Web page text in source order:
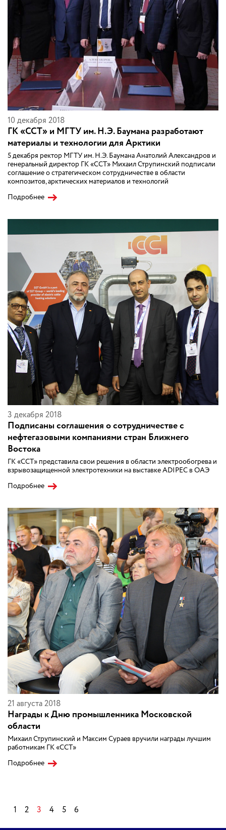
10 декабря 2018
ГК «ССТ» и МГТУ им. Н.Э. Баумана разработают
материалы и технологии для Арктики
5 декабря ректор МГТУ им. Н.Э. Баумана Анатолий Александров и
генеральный директор ГК «ССТ» Михаил Струпинский подписали
соглашение о стратегическом сотрудничестве в области
композитов, арктических материалов и технологий
Подробнее
3 декабря 2018
Подписаны соглашения о сотрудничестве с
нефтегазовыми компаниями стран Ближнего
Востока
ГК «ССТ» представила свои решения в области электрообогрева и
взрывозащищенной электротехники на выставке ADIPEC в ОАЭ
Подробнее
21 августа 2018
Награды к Дню промышленника Московской
области
Михаил Струпинский и Максим Сураев вручили награды лучшим
работникам ГК «ССТ»
Подробнее
1 2 3 4 5 6